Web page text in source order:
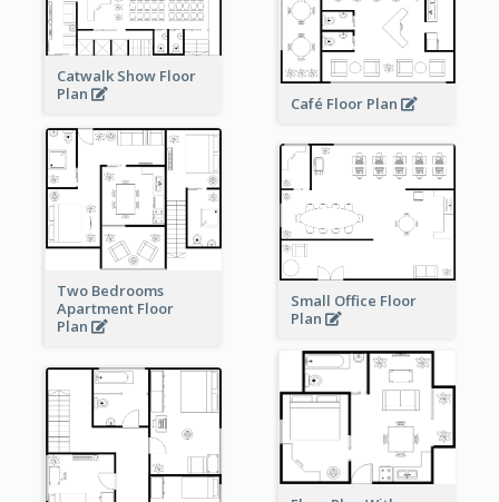
Catwalk Show Floor
Plan
Café Floor Plan
Two Bedrooms
Apartment Floor
Plan
Small Office Floor
Plan